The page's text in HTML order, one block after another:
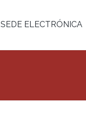
SEDE ELECTRÓNICA